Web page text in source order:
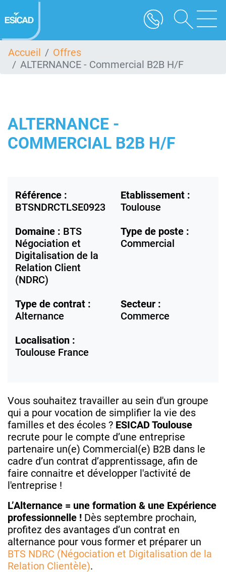
au
contenu
Accueil
Offres
ALTERNANCE - Commercial B2B H/F
ALTERNANCE -
COMMERCIAL B2B H/F
Référence :
BTSNDRCTLSE0923
Etablissement :
Toulouse
Domaine : BTS
Négociation et
Digitalisation de la
Relation Client
(NDRC)
Type de poste :
Commercial
Type de contrat :
Alternance
Secteur :
Commerce
Localisation :
Toulouse France
Vous souhaitez travailler au sein d'un groupe
qui a pour vocation de simplifier la vie des
familles et des écoles ? ESICAD Toulouse
recrute pour le compte d’une entreprise
partenaire un(e) Commercial(e) B2B dans le
cadre d’un contrat d’apprentissage, afin de
faire connaitre et développer l'activité de
l'entreprise !
L’Alternance = une formation & une Expérience
professionnelle ! Dès septembre prochain,
profitez des avantages d’un contrat en
alternance pour vous former et préparer un
BTS NDRC (Négociation et Digitalisation de la
Relation Clientèle).